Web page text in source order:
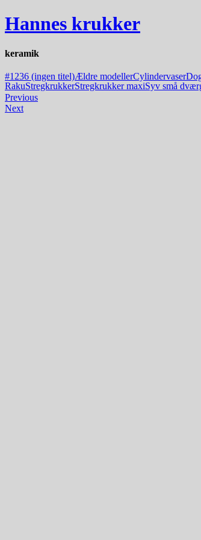
Hannes krukker
keramik
#1236 (ingen titel)Ældre modellerCylindervaser
RakuStregkrukkerStregkrukker maxiSyv små
Previous
Next